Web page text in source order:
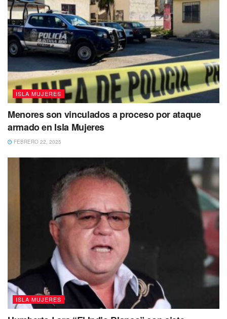
Director de Turismoseñaló que todos estos éxitos que
se están presentando en este municipio, es gracias a las
buenas gestiones de la Presidenta Municipal,
Atenea
Gómez Ricalde
, por lo que dijo que, seguirán trabajando
fuertemente para lograr todos los propósitos que tiene el
También te puede interesar Leer
ISLA MUJERES
Menores son vinculados a proceso por ataque
armado en Isla Mujeres
FEBRERO 22, 2025
ISLA MUJERES